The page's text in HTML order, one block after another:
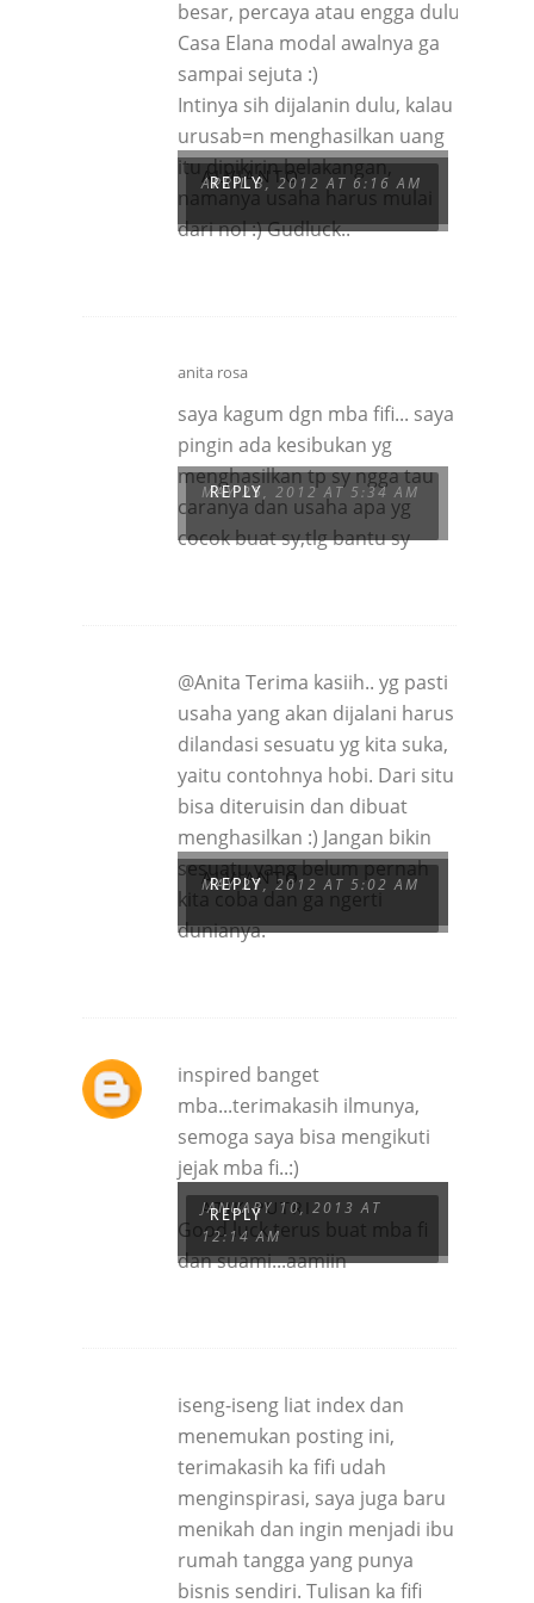
ALVIANTO
APRIL 3, 2012 AT 6:16 AM
besar, percaya atau engga dulu
Casa Elana modal awalnya ga
sampai sejuta :)
Intinya sih dijalanin dulu, kalau
urusab=n menghasilkan uang
itu dipikirin belakangan,
namanya usaha harus mulai
dari nol :) Gudluck..
REPLY
anita rosa
MAY 25, 2012 AT 5:34 AM
saya kagum dgn mba fifi... saya
pingin ada kesibukan yg
menghasilkan tp sy ngga tau
caranya dan usaha apa yg
cocok buat sy,tlg bantu sy
REPLY
ALVIANTO
MAY 27, 2012 AT 5:02 AM
@Anita Terima kasiih.. yg pasti
usaha yang akan dijalani harus
dilandasi sesuatu yg kita suka,
yaitu contohnya hobi. Dari situ
bisa diteruisin dan dibuat
menghasilkan :) Jangan bikin
sesuatu yang belum pernah
kita coba dan ga ngerti
dunianya.
REPLY
ATIK PUTRI
JANUARY 10, 2013 AT
12:14 AM
inspired banget
mba...terimakasih ilmunya,
semoga saya bisa mengikuti
jejak mba fi..:)
Good luck terus buat mba fi
dan suami...aamiin
REPLY
iseng-iseng liat index dan
menemukan posting ini,
terimakasih ka fifi udah
menginspirasi, saya juga baru
menikah dan ingin menjadi ibu
rumah tangga yang punya
bisnis sendiri. Tulisan ka fifi